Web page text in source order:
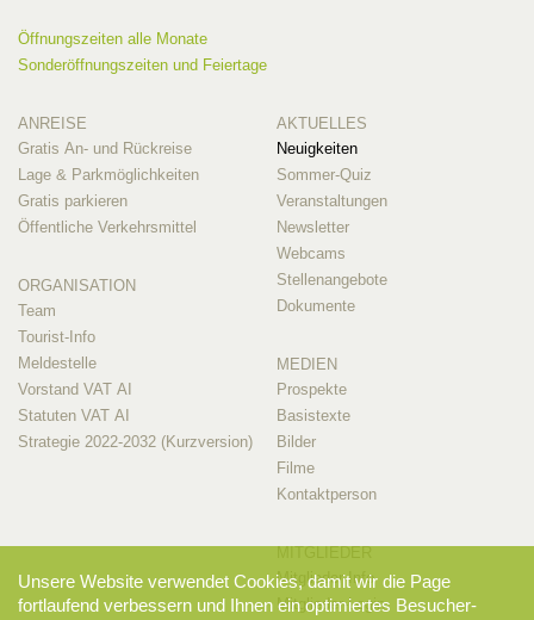
Öffnungszeiten alle Monate
Sonderöffnungszeiten und Feiertage
ANREISE
Gratis An- und Rückreise
Lage & Parkmöglichkeiten
Gratis parkieren
Öffentliche Verkehrsmittel
ORGANISATION
Team
Tourist-Info
Meldestelle
Vorstand VAT AI
Statuten VAT AI
Strategie 2022-2032 (Kurzversion)
AKTUELLES
Neuigkeiten
Sommer-Quiz
Veranstaltungen
Newsletter
Webcams
Stellenangebote
Dokumente
MEDIEN
Prospekte
Basistexte
Bilder
Filme
Kontaktperson
Mitglieder-Info
Mitglieder-Login
Unsere Website verwendet Cookies, damit wir die Page
fortlaufend verbessern und Ihnen ein optimiertes Besucher-